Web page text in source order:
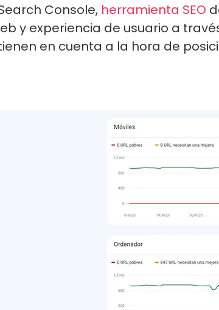
Console, herramienta SEO
y experiencia de usuario a
en cuenta a la hora de